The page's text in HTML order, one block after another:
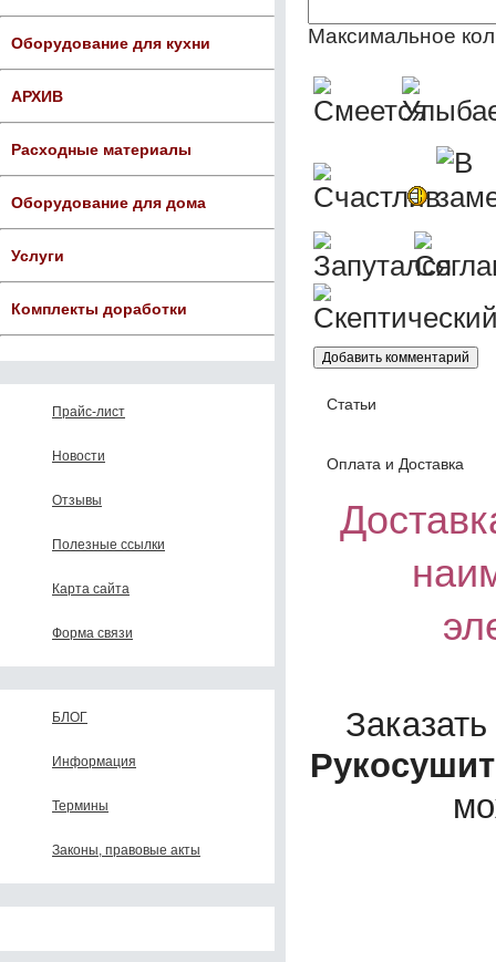
Оборудование для кухни
АРХИВ
Расходные материалы
Оборудование для дома
Услуги
Комплекты доработки
Прайс-лист
Новости
Отзывы
Полезные ссылки
Карта сайта
Форма связи
БЛОГ
Информация
Термины
Законы, правовые акты
Максимальное
Статьи
Оплата и Доставка